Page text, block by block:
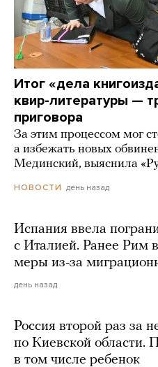
Итог «дела
квир-литературы —
приговора
За этим процессом мог
а избежать новых
Мединский, выяснила
НОВОСТИ день назад
Испания ввела
с Италией. Ранее Рим
меры из-за
день назад
Россия второй раз за
по Киевской области.
в том числе ребенок